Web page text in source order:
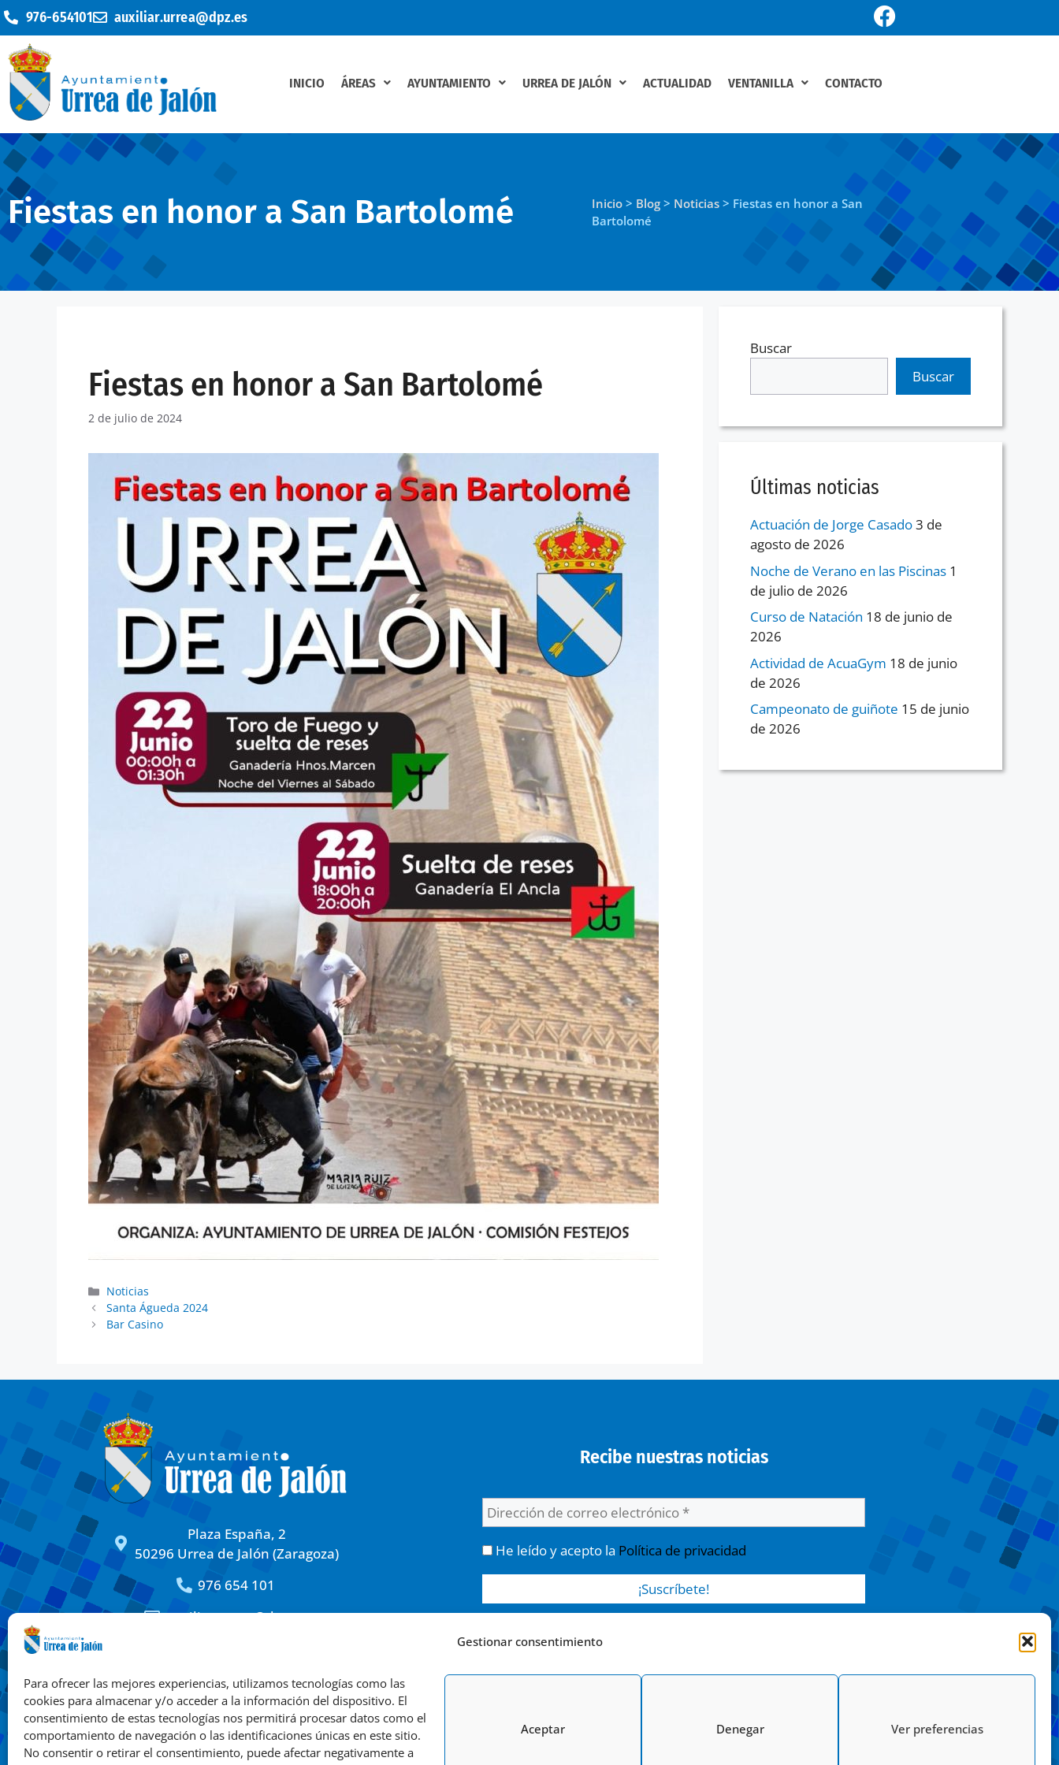
Gestionar consentimiento
Para ofrecer las mejores experiencias, utilizamos tecnologías como las
cookies para almacenar y/o acceder a la información del dispositivo. El
consentimiento de estas tecnologías nos permitirá procesar datos como el
comportamiento de navegación o las identificaciones únicas en este sitio.
No consentir o retirar el consentimiento, puede afectar negativamente a
Aceptar Denegar Ver preferencias
976-654101 auxiliar.urrea@dpz.es
INICIO ÁREAS AYUNTAMIENTO URREA DE JALÓN ACTUALIDAD VENTANILLA CONTACTO
Fiestas en honor a San Bartolomé Inicio > Blog > Noticias > Fiestas en honor a San
Bartolomé
Fiestas en honor a San Bartolomé
2 de julio de 2024
Noticias
Santa Águeda 2024
Bar Casino
Buscar
Buscar
Últimas noticias
Actuación de Jorge Casado3 de
agosto de 2026
Noche de Verano en las Piscinas 1
de julio de 2026
Curso de Natación 18 de junio de
2026
Actividad de AcuaGym 18 de junio
de 2026
Campeonato de guiñote 15 de junio
de 2026
Plaza España, 2
50296 Urrea de Jalón (Zaragoza)
976 654 101
auxiliar.urrea@dpz.es
Textos legales
Política de privacidad
Política de cookies
Recibe nuestras noticias
He leído y acepto la Política de privacidad
publicaciones y noticias. / Legitimación » tu consentimiento. / Destinatarios »
ejercer tus derechos de acceso, rectificación, limitación y suprimir los datos